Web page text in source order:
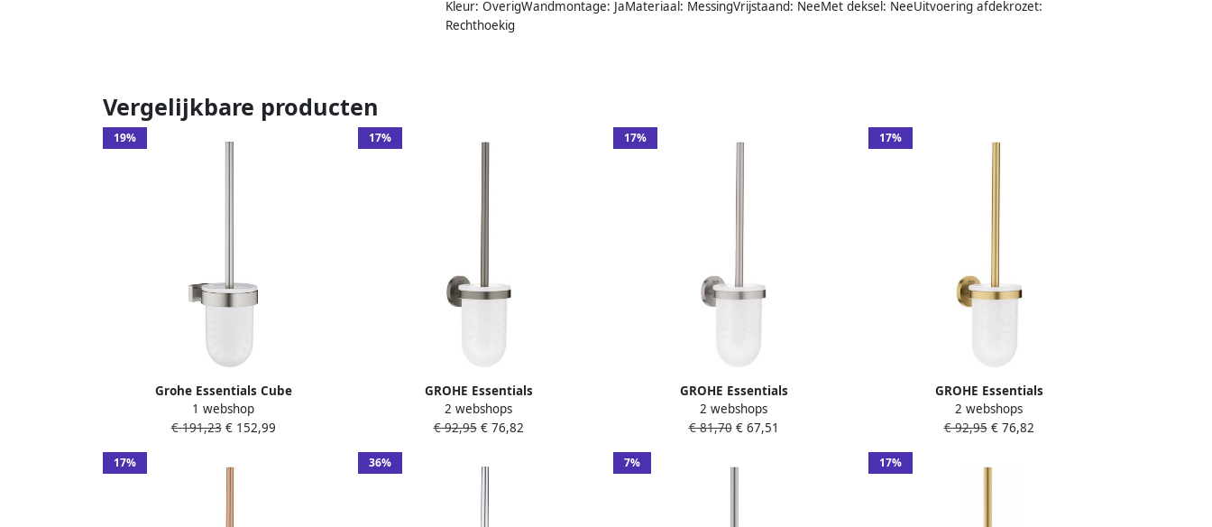
Kleur: OverigWandmontage: JaMateriaal: MessingVrijstaand: NeeMet deksel: NeeUitvoering afdekrozet:
Rechthoekig
Vergelijkbare producten
19%
Grohe Essentials Cube
closetborstelgarnituur m. glazen inzet
wandmodel supersteel 40513DC1
1 webshop
€ 191,23€ 152,99
17%
GROHE Essentials
closetborstelgarnituur gecoat met
inzet hard graphite geborsteld
2 webshops
€ 92,95€ 76,82
17%
GROHE Essentials
closetborstelgarnituur wandmontage
gecoat met inzet hxbxd
2 webshops
€ 81,70€ 67,51
17%
GROHE Essentials
closetborstelgarnituur hxbxd
398x94x121mm cool sunrise
2 webshops
€ 92,95€ 76,82
17% 36% 7% 17%